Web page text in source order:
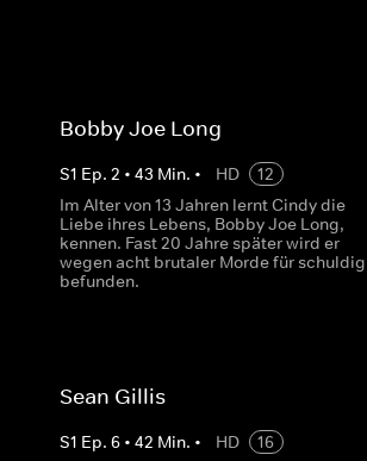
Bobby Joe Long
S1 Ep.2 •43 Min. • HD
12
Im Alter von 13 Jahren lernt Cindy die
Liebe ihres Lebens, Bobby Joe Long,
kennen. Fast 20 Jahre später wird er
wegen acht brutaler Morde für schuldig
befunden.
Sean Gillis
S1 Ep.6 •42 Min. • HD
16